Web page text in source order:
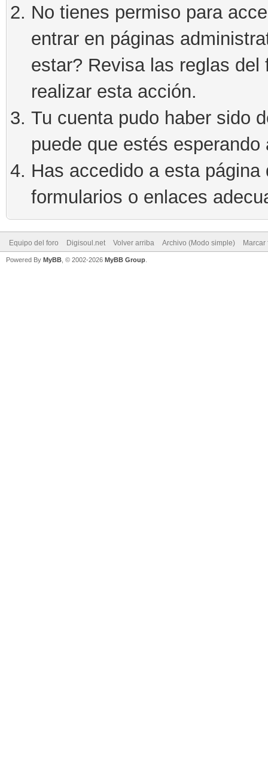
No tienes permiso para
entrar en páginas
estar? Revisa las reglas
realizar esta acción.
Tu cuenta pudo haber sido
puede que estés esperando
Has accedido a esta
formularios o enlaces
Equipo del foro Digisoul.net Volver arriba Archivo (Modo simple)
Powered By MyBB , © 2002-2026 MyBB Group